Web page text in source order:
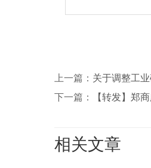
上一篇： 关于调整工
下一篇：
【转发】郑
相关文章